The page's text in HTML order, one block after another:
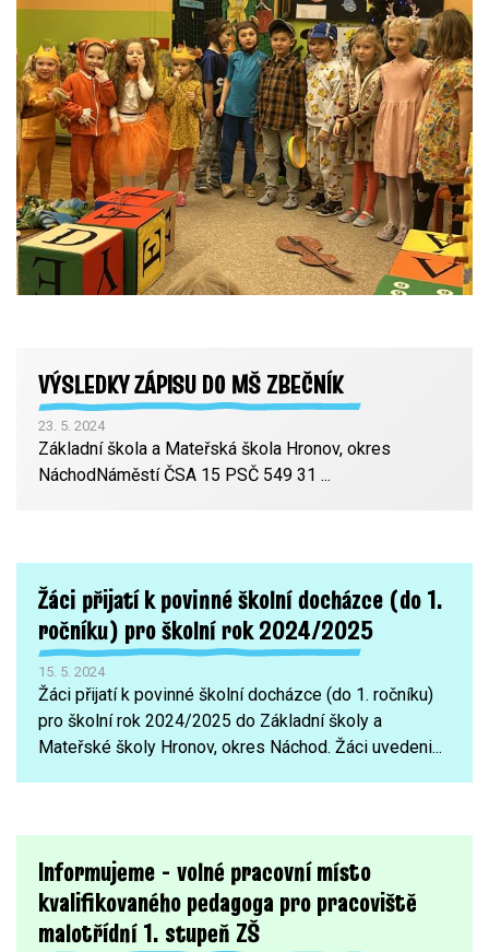
VÝSLEDKY ZÁPISU DO MŠ ZBEČNÍK
23. 5. 2024
Základní škola a Mateřská škola Hronov, okres
NáchodNáměstí ČSA 15 PSČ 549 31 ...
Žáci přijatí k povinné školní docházce (do 1.
ročníku) pro školní rok 2024/2025
15. 5. 2024
Žáci přijatí k povinné školní docházce (do 1. ročníku)
pro školní rok 2024/2025 do Základní školy a
Mateřské školy Hronov, okres Náchod. Žáci uvedeni...
Informujeme - volné pracovní místo
kvalifikovaného pedagoga pro pracoviště
malotřídní 1. stupeň ZŠ